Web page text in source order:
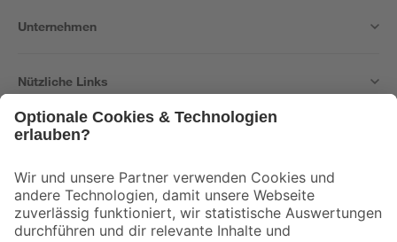
Unternehmen
Nützliche Links
Der toom Newsletter: Keine Angebote und Aktionen mehr verpassen!
Zur Newsletter Anmeldung